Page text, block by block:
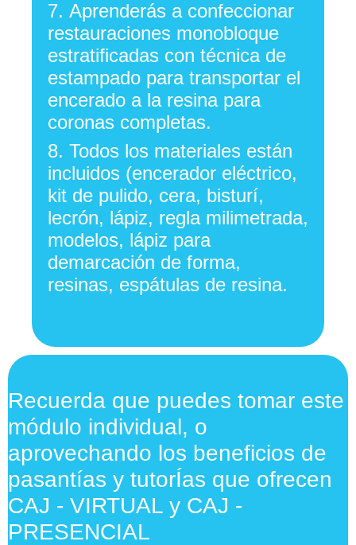
7. Aprenderás a confeccionar
restauraciones monobloque
estratificadas con técnica de
estampado para transportar el
encerado a la resina para
coronas completas.
8. Todos los materiales están
incluidos (encerador eléctrico,
kit de pulido, cera, bisturí,
lecrón, lápiz, regla milimetrada,
modelos, lápiz para
demarcación de forma,
resinas, espátulas de resina.
Recuerda que puedes tomar este
módulo individual, o
aprovechando los beneficios de
pasantías y tutorÍas que ofrecen
CAJ - VIRTUAL y CAJ -
PRESENCIAL